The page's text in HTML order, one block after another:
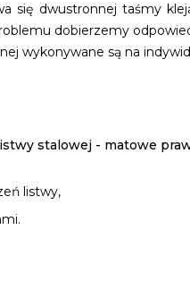
się dwustronnej taśmy
dobierzemy
wykonywane są na
stalowej - matowe
listwy,